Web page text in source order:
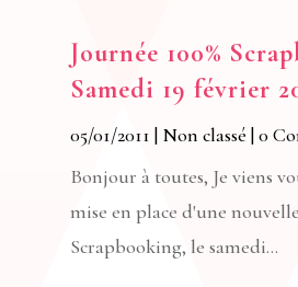
Journée 100%
Samedi 19 février
05/01/2011 | Non classé | 0
Bonjour à toutes, Je viens
mise en place d'une
Scrapbooking, le samedi...